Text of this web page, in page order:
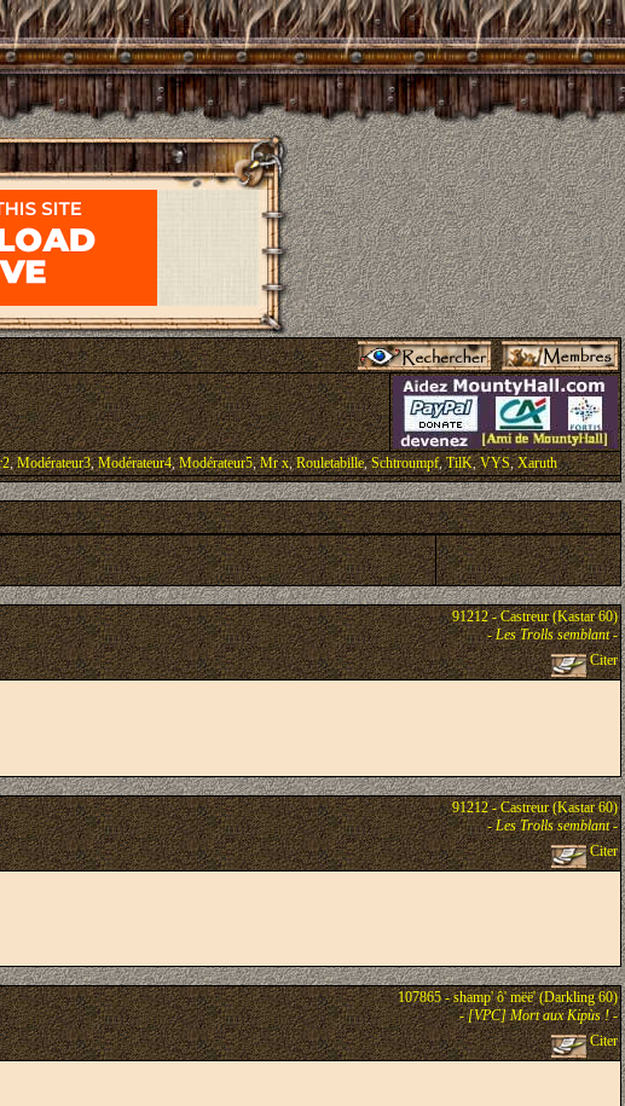
,Modérateur3,Modérateur4,Modérateur5,Mr x,Rouletabille,Schtroumpf,TilK,VYS,Xaruth
91212 - Castreur (Kastar 60)
-Les Trolls semblant-
Citer
91212 - Castreur (Kastar 60)
-Les Trolls semblant-
Citer
107865 - shamp' ô' mëë' (Darkling 60)
-[VPC] Mort aux Kipùs !-
Citer